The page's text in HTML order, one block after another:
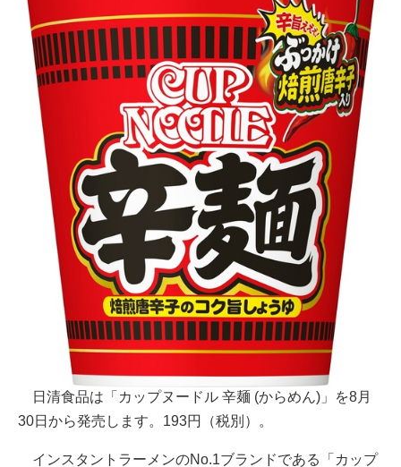
日清食品は「カップヌードル 辛麺 (からめん)」を8月
30日から発売します。193円（税別）。
インスタントラーメンのNo.1ブランドである「カップ